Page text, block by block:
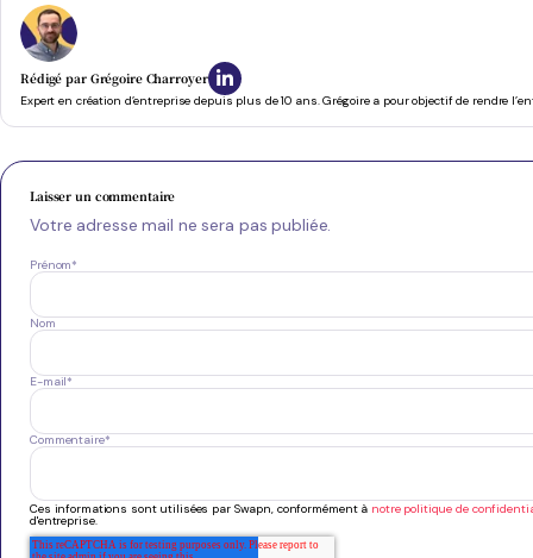
Rédigé par Grégoire Charroyer
Expert en création d’entreprise depuis plus de 10 ans. Grégoire a pour objectif de rendre
Laisser un commentaire
Votre adresse mail ne sera pas publiée.
Prénom*
Nom
E-mail*
Commentaire*
Ces informations sont utilisées par Swapn, conformément à notre politique de
d'entreprise.